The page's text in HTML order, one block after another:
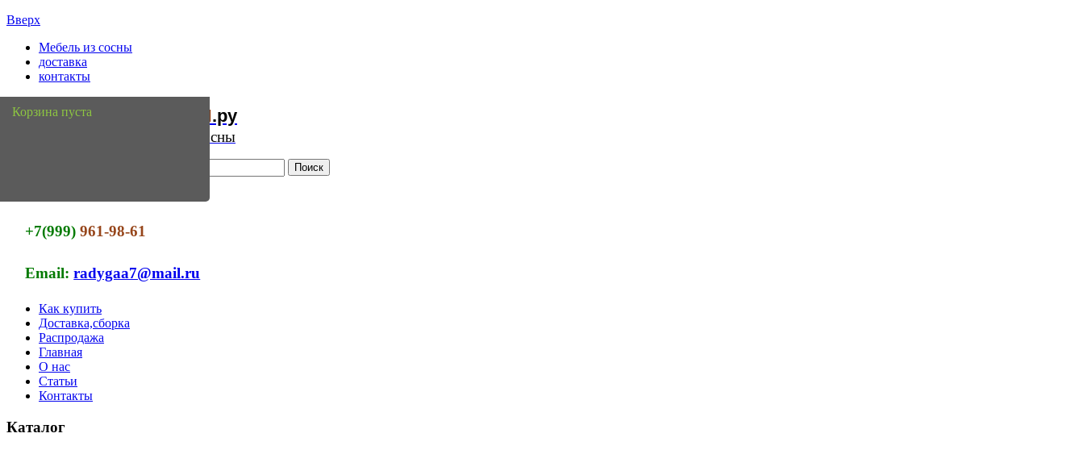
Вверх
Мебель из сосны
доставка
контакты
Мебель Сосны.ру
Интернет магазин мебели из сосны
+7(999)961-98-61
Email:radygaa7@mail.ru
Как купить
Доставка,сборка
Распродажа
Главная
О нас
Статьи
Контакты
Корзина пуста
Каталог